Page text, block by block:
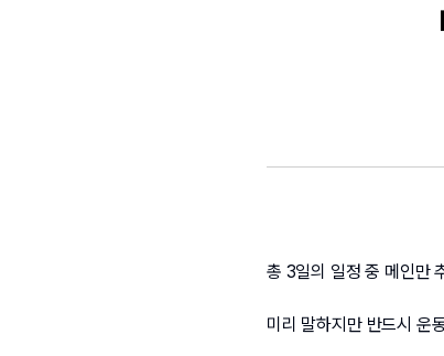
총 3일의 일정 중 메인만
미리 말하지만 반드시 운